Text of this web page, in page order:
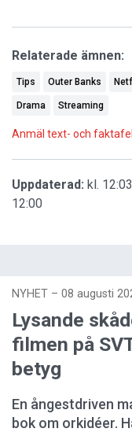
Relaterade ämnen:
Tips Outer Banks
Drama Streaming
Anmäl text- och faktafel
Uppdaterad: kl. 12:03
12:00
NYHET – 08 augusti
Lysande
filmen på
betyg
En ångestdriven
bok om orkidéer.